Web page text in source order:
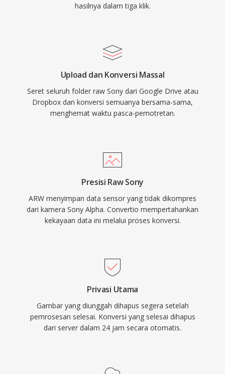
hasilnya dalam tiga klik.
Upload dan Konversi Massal
Seret seluruh folder raw Sony dari Google Drive atau
Dropbox dan konversi semuanya bersama-sama,
menghemat waktu pasca-pemotretan.
Presisi Raw Sony
ARW menyimpan data sensor yang tidak dikompres
dari kamera Sony Alpha. Convertio mempertahankan
kekayaan data ini melalui proses konversi.
Privasi Utama
Gambar yang diunggah dihapus segera setelah
pemrosesan selesai. Konversi yang selesai dihapus
dari server dalam 24 jam secara otomatis.